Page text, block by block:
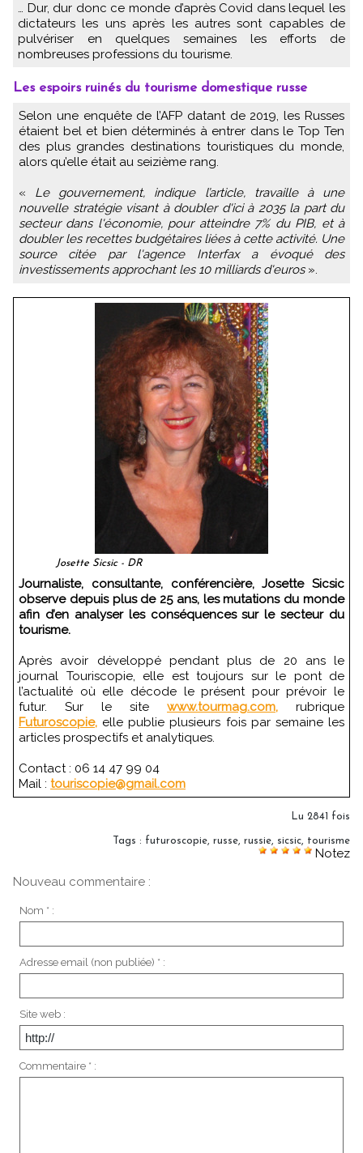
… Dur, dur donc ce monde d’après Covid dans lequel les
dictateurs les uns après les autres sont capables de
pulvériser en quelques semaines les efforts de
nombreuses professions du tourisme.
Les espoirs ruinés du tourisme domestique russe
Selon une enquête de l’AFP datant de 2019, les Russes
étaient bel et bien déterminés à entrer dans le Top Ten
des plus grandes destinations touristiques du monde,
alors qu’elle était au seizième rang.
« Le gouvernement, indique l’article, travaille à une
nouvelle stratégie visant à doubler d'ici à 2035 la part du
secteur dans l'économie, pour atteindre 7% du PIB, et à
doubler les recettes budgétaires liées à cette activité. Une
source citée par l'agence Interfax a évoqué des
investissements approchant les 10 milliards d'euros».
Josette Sicsic - DR
Journaliste, consultante, conférencière, Josette Sicsic
observe depuis plus de 25 ans, les mutations du monde
afin d’en analyser les conséquences sur le secteur du
tourisme.
Après avoir développé pendant plus de 20 ans le
journal Touriscopie, elle est toujours sur le pont de
l’actualité où elle décode le présent pour prévoir le
futur. Sur le site www.tourmag.com, rubrique
Futuroscopie, elle publie plusieurs fois par semaine les
articles prospectifs et analytiques.
Contact : 06 14 47 99 04
Mail : touriscopie@gmail.com
Lu 2841 fois
Tags : futuroscopie, russe, russie, sicsic, tourisme
Notez
Nouveau commentaire :
Nom * :
Adresse email (non publiée) * :
Site web :
Commentaire * :